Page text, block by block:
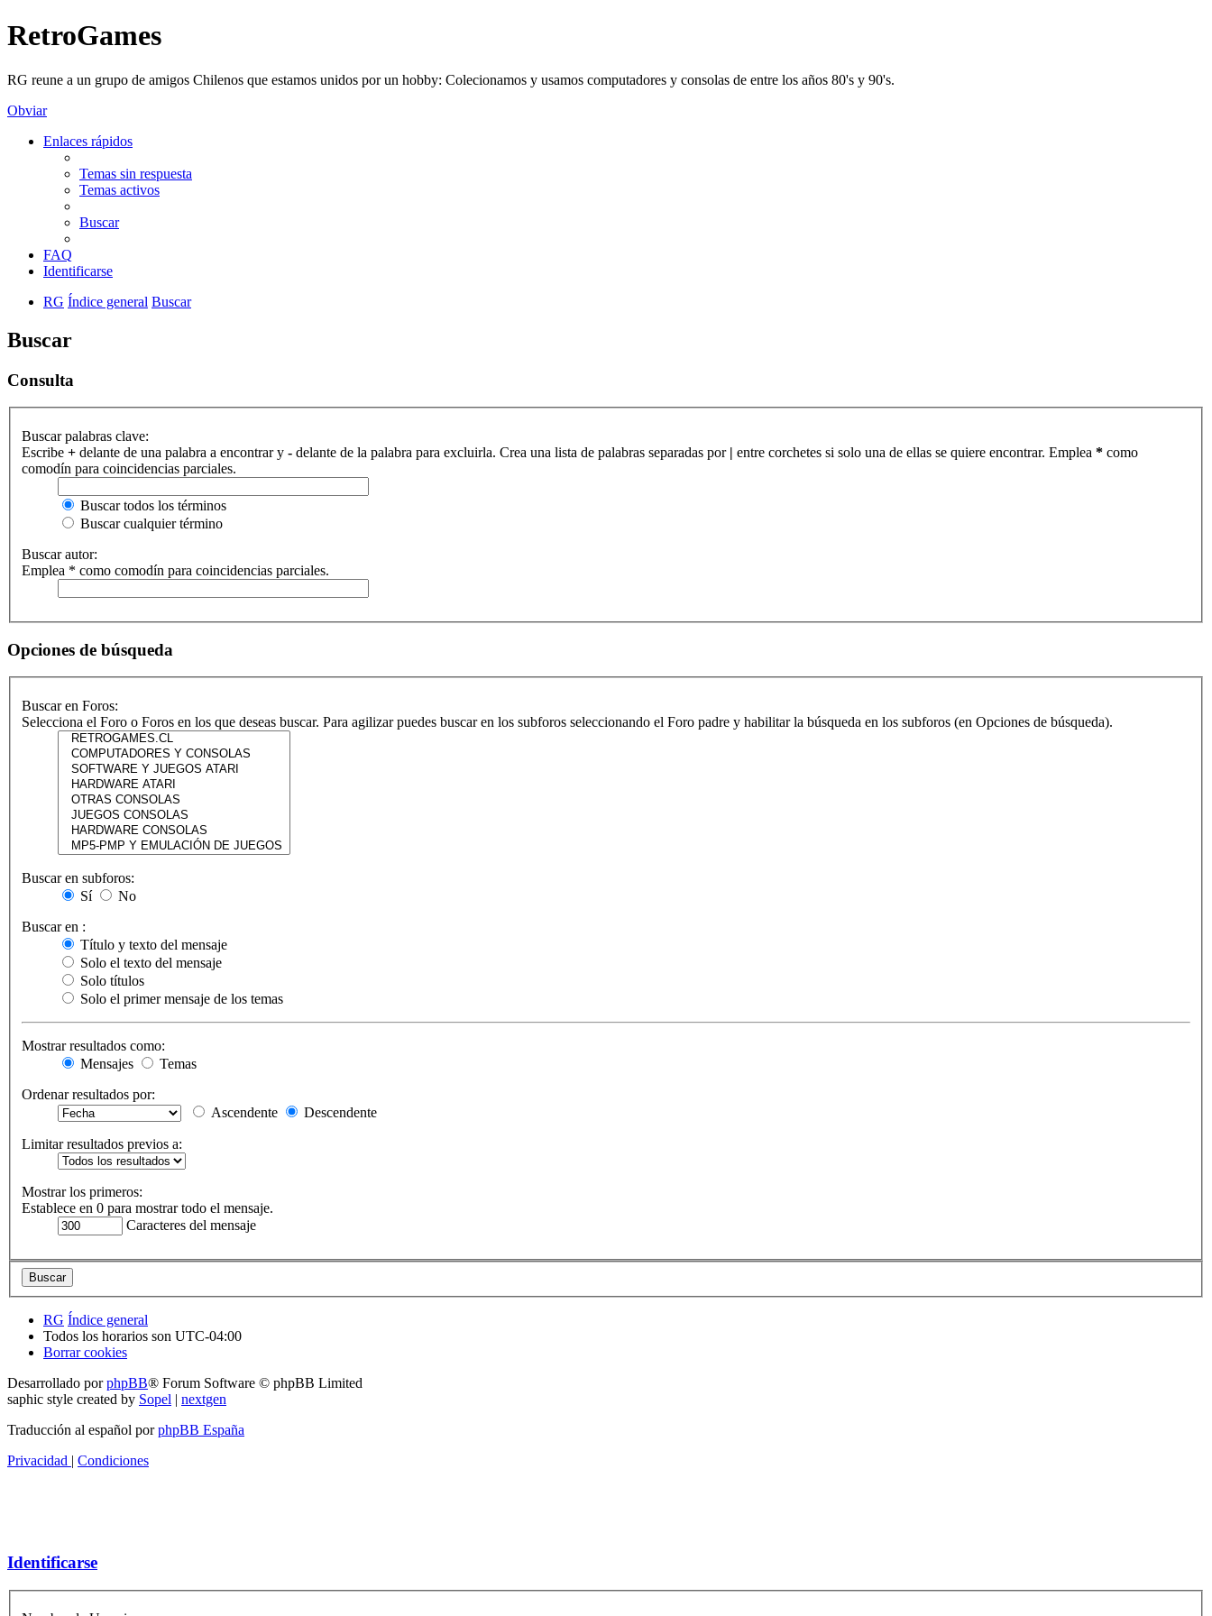
RetroGames
RG reune a un grupo de amigos Chilenos que estamos unidos por un hobby: Colecionamos y usamos computadores y consolas de entre los años 80's y 90's.
Obviar
Enlaces rápidos
Temas sin respuesta
Temas activos
Buscar
FAQ
Identificarse
RG Índice general Buscar
Buscar
Consulta
Buscar palabras clave:
Escribe + delante de una palabra a encontrar y - delante de la palabra para excluirla. Crea una lista de palabras separadas por | entre corchetes si solo una de ellas se quiere encontrar. Emplea * como
comodín para coincidencias parciales.
Buscar todos los términos
Buscar cualquier término
Buscar autor:
Emplea * como comodín para coincidencias parciales.
Opciones de búsqueda
Buscar en Foros:
Selecciona el Foro o Foros en los que deseas buscar. Para agilizar puedes buscar en los subforos seleccionando el Foro padre y habilitar la búsqueda en los subforos (en Opciones de búsqueda).
Buscar en subforos:
Sí
No
Buscar en :
Título y texto del mensaje
Solo el texto del mensaje
Solo títulos
Solo el primer mensaje de los temas
Mostrar resultados como:
Mensajes
Temas
Ordenar resultados por:
Ascendente
Descendente
Limitar resultados previos a:
Mostrar los primeros:
Establece en 0 para mostrar todo el mensaje.
Caracteres del mensaje
RG Índice general
Todos los horarios son UTC-04:00
Borrar cookies
Desarrollado porphpBB® Forum Software © phpBB Limited
saphic style created by Sopel | nextgen
Traducción al español porphpBB España
Privacidad | Condiciones
Identificarse